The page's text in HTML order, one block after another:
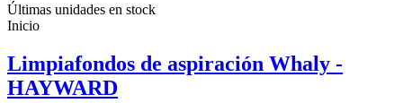
Últimas unidades en stock
Inicio
Limpiafondos de aspiración Whaly -
HAYWARD